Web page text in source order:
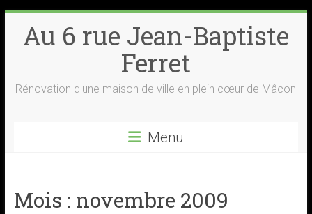
content
Au 6 rue Jean-Baptiste
Ferret
Rénovation d'une maison de ville en plein cœur de Mâcon
Menu
Mois : novembre 2009